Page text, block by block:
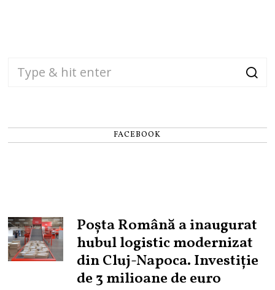
FACEBOOK
Poșta Română a inaugurat
hubul logistic modernizat
din Cluj-Napoca. Investiție
de 3 milioane de euro